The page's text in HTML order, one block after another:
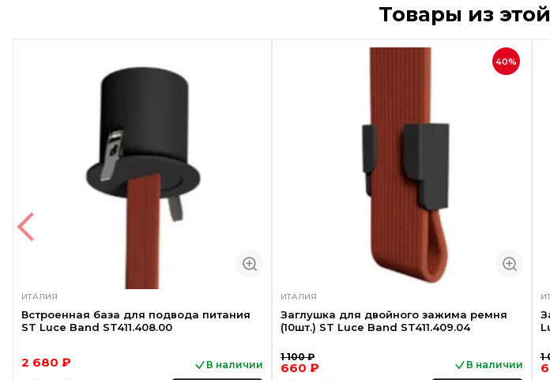
Товары из
ИТАЛИЯ
Встроенная база для подвода питания
ST Luce Band ST411.408.00
2 680 ₽ В наличии
40%
ИТАЛИЯ
Заглушка для двойного зажима ремня
(10шт.) ST Luce Band ST411.409.04
1 100 ₽
660 ₽ В наличии
1
Быстрый просмотр